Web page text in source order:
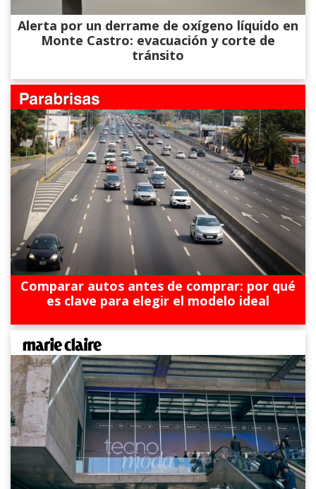
Alerta por un derrame de oxígeno líquido en
Monte Castro: evacuación y corte de
tránsito
Comparar autos antes de comprar: por qué
es clave para elegir el modelo ideal